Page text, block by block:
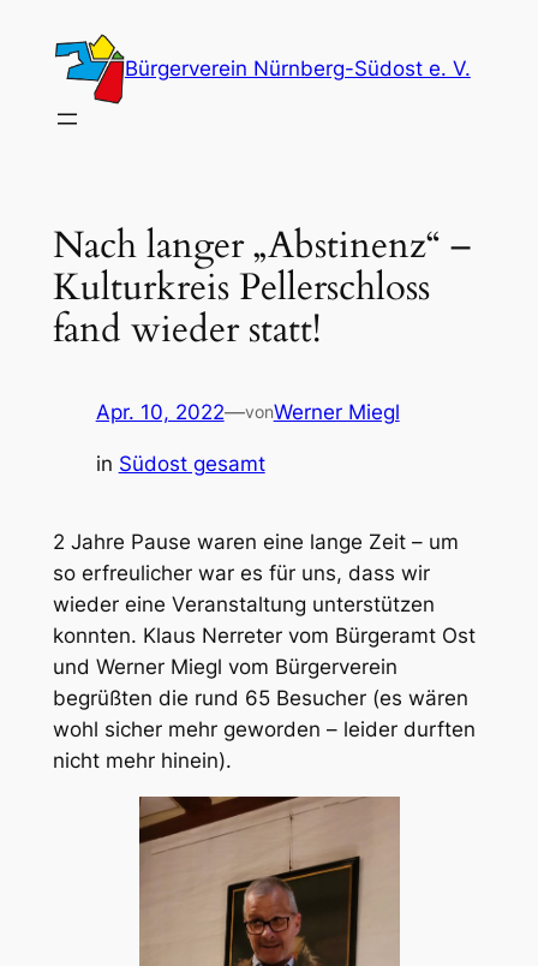
Inhalt
springen
Bürgerverein Nürnberg-Südost e. V.
Nach langer „Abstinenz“ –
Kulturkreis Pellerschloss
fand wieder statt!
Apr. 10, 2022—vonWerner Miegl
in Südost gesamt
2 Jahre Pause waren eine lange Zeit – um
so erfreulicher war es für uns, dass wir
wieder eine Veranstaltung unterstützen
konnten. Klaus Nerreter vom Bürgeramt Ost
und Werner Miegl vom Bürgerverein
begrüßten die rund 65 Besucher (es wären
wohl sicher mehr geworden – leider durften
nicht mehr hinein).